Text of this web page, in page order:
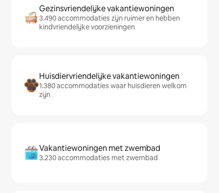
Gezinsvriendelijke vakantiewoningen
3.490 accommodaties zijn ruimer en hebben
kindvriendelijke voorzieningen
Huisdiervriendelijke vakantiewoningen
1.380 accommodaties waar huisdieren welkom
zijn
Vakantiewoningen met zwembad
3.230 accommodaties met zwembad